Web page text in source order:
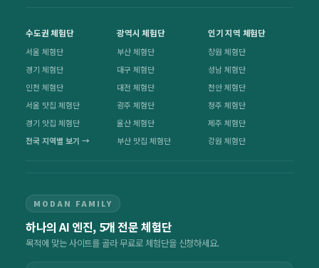
수도권 체험단
서울 체험단
경기 체험단
인천 체험단
서울 맛집 체험단
경기 맛집 체험단
전국 지역별 보기 →
광역시 체험단
부산 체험단
대구 체험단
대전 체험단
광주 체험단
울산 체험단
부산 맛집 체험단
인기 지역 체험단
창원 체험단
성남 체험단
천안 체험단
청주 체험단
제주 체험단
강원 체험단
MODAN FAMILY
하나의 AI 엔진, 5개 전문 체험단
목적에 맞는 사이트를 골라 무료로 체험단을 신청하세요.